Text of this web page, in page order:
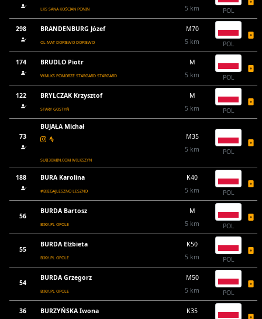
LKS SANA KOŚCIAN PONIN
5 km
POL
298 BRANDENBURG Józef
OL-MAT DOPIEWO DOPIEWO
M70
5 km
POL
174 BRUDLO Piotr
WMLKS POMORZE STARGARD STARGARD
M
5 km
POL
122 BRYLCZAK Krzysztof
STARY GOSTYŃ
M
5 km
POL
73
BUJAŁA Michał
SUB30MIN.COM WILKSZYN
M35
5 km
POL
188 BURA Karolina
#BIEGAJLESZNO LESZNO
K40
5 km
POL
56
BURDA Bartosz
BIKY.PL OPOLE
M
5 km
POL
55
BURDA Elżbieta
BIKY.PL OPOLE
K50
5 km
POL
54
BURDA Grzegorz
BIKY.PL OPOLE
M50
5 km
POL
36 BURZYŃSKA Iwona
K35